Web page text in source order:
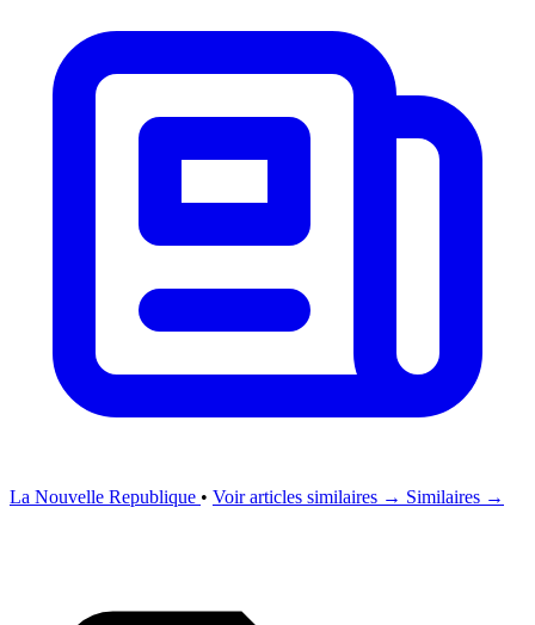
La Nouvelle Republique • Voir articles similaires → Similaires →